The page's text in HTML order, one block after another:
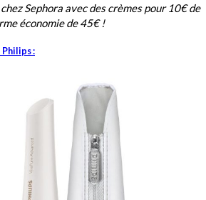
Sephora avec des crèmes pour 10€ de
économie de 45€ !
Philips: